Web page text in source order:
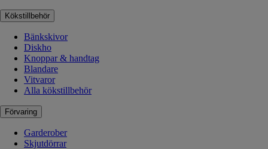
Kökstillbehör
Bänkskivor
Diskho
Knoppar & handtag
Blandare
Vitvaror
Alla kökstillbehör
Förvaring
Garderober
Skjutdörrar